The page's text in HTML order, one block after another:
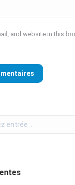
and website in this